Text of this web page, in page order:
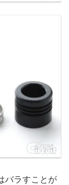
バラすことが